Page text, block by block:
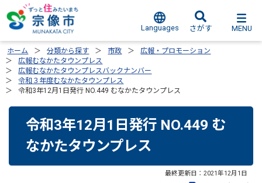
Languages さがす MENU
ホーム 分類から探す 市政
広報・プロモーション
広報むなかたタウンプレス
広報むなかたタウンプレスバックナンバー
令和３年度むなかたタウンプレス
令和3年12月1日発行 NO.449 むなかたタウンプレス
令和3年12月1日発行 NO.449 む
なかたタウンプレス
最終更新日： 2021年12月1日